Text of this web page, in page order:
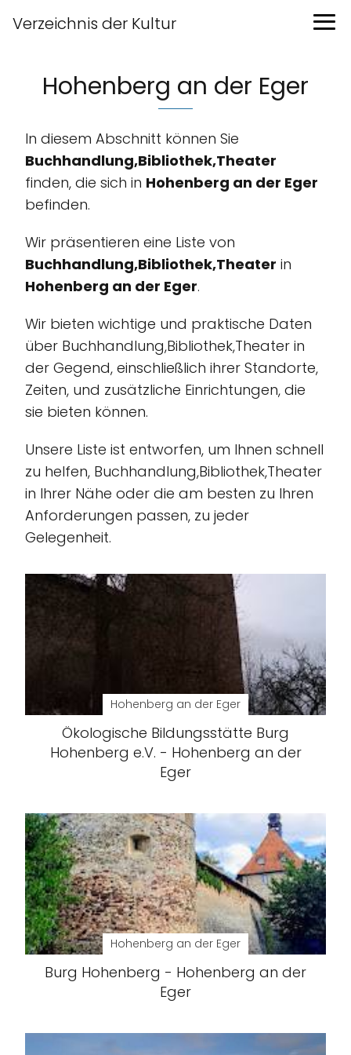
Verzeichnis der Kultur
Hohenberg an der Eger
In diesem Abschnitt können Sie
Buchhandlung,Bibliothek,Theater
finden, die sich in Hohenberg an der Eger
befinden.
Wir präsentieren eine Liste von
Buchhandlung,Bibliothek,Theater in
Hohenberg an der Eger.
Wir bieten wichtige und praktische Daten
über Buchhandlung,Bibliothek,Theater in
der Gegend, einschließlich ihrer Standorte,
Zeiten, und zusätzliche Einrichtungen, die
sie bieten können.
Unsere Liste ist entworfen, um Ihnen schnell
zu helfen, Buchhandlung,Bibliothek,Theater
in Ihrer Nähe oder die am besten zu Ihren
Anforderungen passen, zu jeder
Gelegenheit.
Hohenberg an der Eger
Ökologische Bildungsstätte Burg
Hohenberg e.V. - Hohenberg an der
Eger
Hohenberg an der Eger
Burg Hohenberg - Hohenberg an der
Eger